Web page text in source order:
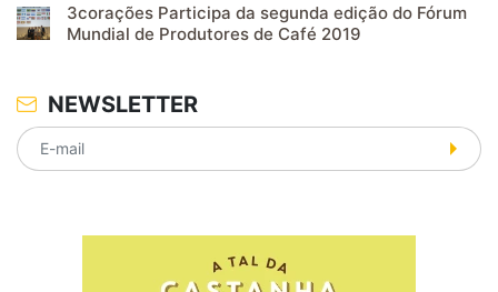
3corações Participa da segunda edição do Fórum
Mundial de Produtores de Café 2019
NEWSLETTER